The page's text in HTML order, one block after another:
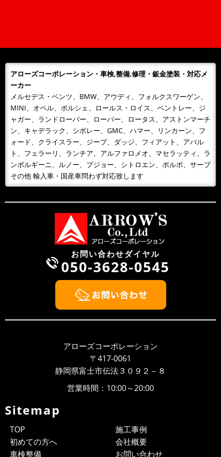
ら下記のとおり、年末年始を休業とさせて頂きます。期間中、お
2023/12/23 NEWS
年末年始営業日のご案内
平素は格別のご愛顧を賜り厚くお礼申しあげます。誠に勝手なが
ら下記のとおり、年末年始を休業とさせて頂きます。期間中、お
客様には大変ご...
2023/07/25
NEWS
お盆期間中の休業日について
お盆期間中の休業日について 平素は、当社に格別のご高配を賜
り、厚く御礼申し上げます。 弊社のお盆期間中の営業につき
ま...
2022/10/09 NEWS
第2工場を新設しました
2022年10月1日、業務拡張に伴い新たに第2工場を新設致しまし
た。塗装ブース新設 最新機材導入 作業スペース（10台同時
2022/08/13 NEWS
お盆期間中の休業日について 平素は、当社に格別のご高配を賜
り、厚く御礼申し上げます。 弊社のお盆期間中の営業につき
平素は、当社に格別のご高配を賜り、厚く御礼申し上げます。
弊社のゴールデンウィーク期間中の営業につきまして、ご案内
NEWS
平素は、当社に格別のご高配を賜り、厚く御礼申し上げま
す。 弊社のお盆期間中の営業につきまして、ご案内申し上げま
す。 お客様...
2021/05/02
アローズコーポレーション・車検,整備,修理・鈑金塗装・対応メ
ーカー
メルセデス・ベンツ、BMW、アウディ、フォルクスワーゲン、
MINI、オペル、ポルシェ、ロールス・ロイス、ベントレー、ジ
ャガー、ランドローバー、ローバー、ロータス、アストンマーチ
ン、キャデラック、シボレー、GMC、ハマー、リンカーン、フ
ォード、クライスラー、ジープ、ダッジ、フィアット、アバル
ト、フェラーリ、ランチア、アルファロメオ、マセラッティ、ラ
ンボルギーニ、ルノー、プジョー、シトロエン、ボルボ、サーブ
その他 輸入車・国産車問わず対応致します
お問い合わせダイヤル
050-3628-0545
アローズコーポレーション
〒417-0061
静岡県富士市伝法３０９２－８
営業時間：10:00～20:00
Sitemap
TOP
初めての方へ
車検整備
施工事例
会社概要
お問い合わせ